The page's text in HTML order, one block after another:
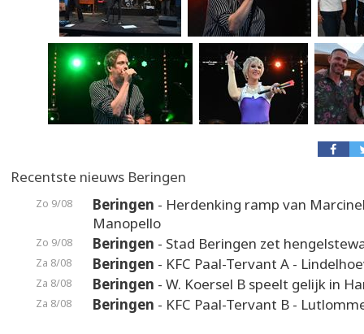
Recentste nieuws Beringen
Zo 9/08 Beringen - Herdenking ramp van
Manopello
Zo 9/08 Beringen - Stad Beringen zet
Za 8/08 Beringen - KFC Paal-Tervant A -
Za 8/08 Beringen - W. Koersel B speelt gelijk in
Za 8/08 Beringen - KFC Paal-Tervant B -